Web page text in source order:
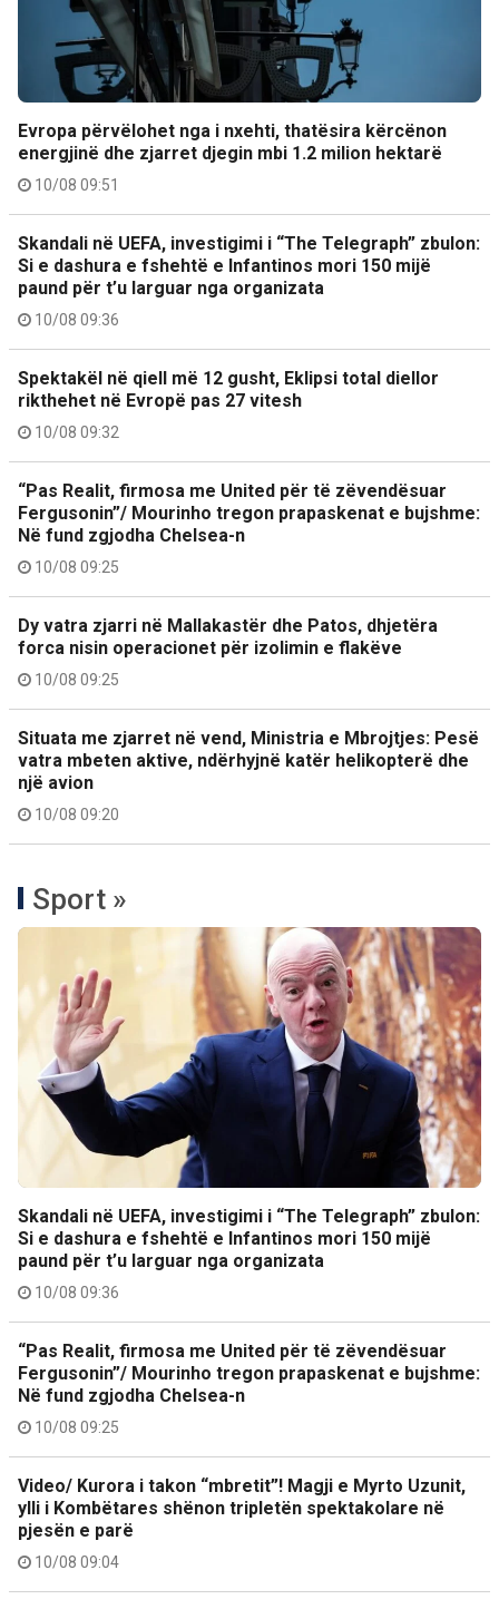
Evropa përvëlohet nga i nxehti, thatësira kërcënon
energjinë dhe zjarret djegin mbi 1.2 milion hektarë
10/08 09:51
Skandali në UEFA, investigimi i “The Telegraph” zbulon:
Si e dashura e fshehtë e Infantinos mori 150 mijë
paund për t’u larguar nga organizata
10/08 09:36
Spektakël në qiell më 12 gusht, Eklipsi total diellor
rikthehet në Evropë pas 27 vitesh
10/08 09:32
“Pas Realit, firmosa me United për të zëvendësuar
Fergusonin”/ Mourinho tregon prapaskenat e bujshme:
Në fund zgjodha Chelsea-n
10/08 09:25
Dy vatra zjarri në Mallakastër dhe Patos, dhjetëra
forca nisin operacionet për izolimin e flakëve
10/08 09:25
Situata me zjarret në vend, Ministria e Mbrojtjes: Pesë
vatra mbeten aktive, ndërhyjnë katër helikopterë dhe
një avion
10/08 09:20
Sport »
Skandali në UEFA, investigimi i “The Telegraph” zbulon:
Si e dashura e fshehtë e Infantinos mori 150 mijë
paund për t’u larguar nga organizata
10/08 09:36
“Pas Realit, firmosa me United për të zëvendësuar
Fergusonin”/ Mourinho tregon prapaskenat e bujshme:
Në fund zgjodha Chelsea-n
10/08 09:25
Video/ Kurora i takon “mbretit”! Magji e Myrto Uzunit,
ylli i Kombëtares shënon tripletën spektakolare në
pjesën e parë
10/08 09:04